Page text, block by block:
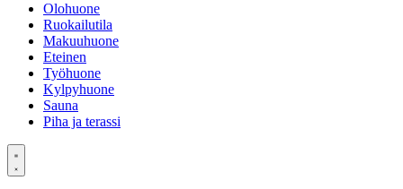
Olohuone
Ruokailutila
Makuuhuone
Eteinen
Työhuone
Kylpyhuone
Sauna
Piha ja terassi